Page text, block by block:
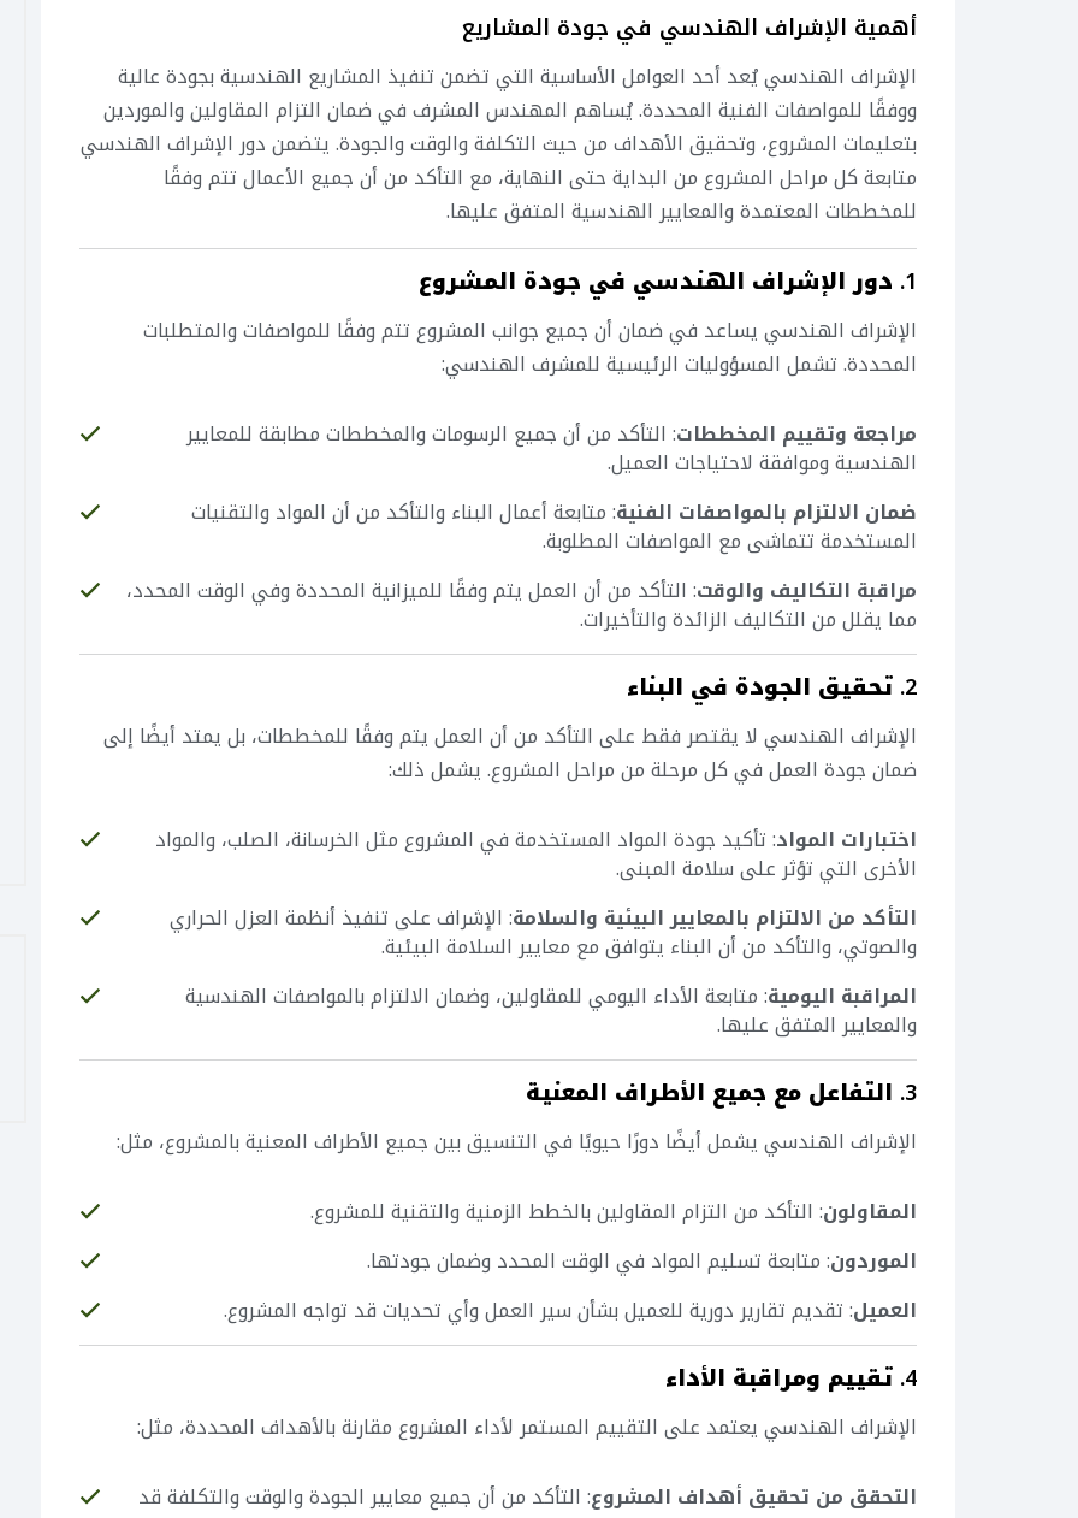
أهمية الإشراف الهندسي في جودة المشاريع
الإشراف الهندسي يُعد أحد العوامل الأساسية التي تضمن تنفيذ المشاريع الهندسية بجودة عالية
ووفقًا للمواصفات الفنية المحددة. يُساهم المهندس المشرف في ضمان التزام المقاولين والموردين
بتعليمات المشروع، وتحقيق الأهداف من حيث التكلفة والوقت والجودة. يتضمن دور الإشراف الهندسي
متابعة كل مراحل المشروع من البداية حتى النهاية، مع التأكد من أن جميع الأعمال تتم وفقًا
للمخططات المعتمدة والمعايير الهندسية المتفق عليها.
1. دور الإشراف الهندسي في جودة المشروع
الإشراف الهندسي يساعد في ضمان أن جميع جوانب المشروع تتم وفقًا للمواصفات والمتطلبات
المحددة. تشمل المسؤوليات الرئيسية للمشرف الهندسي:
مراجعة وتقييم المخططات: التأكد من أن جميع الرسومات والمخططات مطابقة للمعايير
الهندسية وموافقة لاحتياجات العميل.
ضمان الالتزام بالمواصفات الفنية: متابعة أعمال البناء والتأكد من أن المواد والتقنيات
المستخدمة تتماشى مع المواصفات المطلوبة.
مراقبة التكاليف والوقت: التأكد من أن العمل يتم وفقًا للميزانية المحددة وفي الوقت المحدد،
مما يقلل من التكاليف الزائدة والتأخيرات.
2. تحقيق الجودة في البناء
الإشراف الهندسي لا يقتصر فقط على التأكد من أن العمل يتم وفقًا للمخططات، بل يمتد أيضًا إلى
ضمان جودة العمل في كل مرحلة من مراحل المشروع. يشمل ذلك:
اختبارات المواد: تأكيد جودة المواد المستخدمة في المشروع مثل الخرسانة، الصلب، والمواد
الأخرى التي تؤثر على سلامة المبنى.
التأكد من الالتزام بالمعايير البيئية والسلامة: الإشراف على تنفيذ أنظمة العزل الحراري
والصوتي، والتأكد من أن البناء يتوافق مع معايير السلامة البيئية.
المراقبة اليومية: متابعة الأداء اليومي للمقاولين، وضمان الالتزام بالمواصفات الهندسية
والمعايير المتفق عليها.
3. التفاعل مع جميع الأطراف المعنية
الإشراف الهندسي يشمل أيضًا دورًا حيويًا في التنسيق بين جميع الأطراف المعنية بالمشروع، مثل:
المقاولون: التأكد من التزام المقاولين بالخطط الزمنية والتقنية للمشروع.
الموردون: متابعة تسليم المواد في الوقت المحدد وضمان جودتها.
العميل: تقديم تقارير دورية للعميل بشأن سير العمل وأي تحديات قد تواجه المشروع.
4. تقييم ومراقبة الأداء
الإشراف الهندسي يعتمد على التقييم المستمر لأداء المشروع مقارنة بالأهداف المحددة، مثل:
التحقق من تحقيق أهداف المشروع: التأكد من أن جميع معايير الجودة والوقت والتكلفة قد